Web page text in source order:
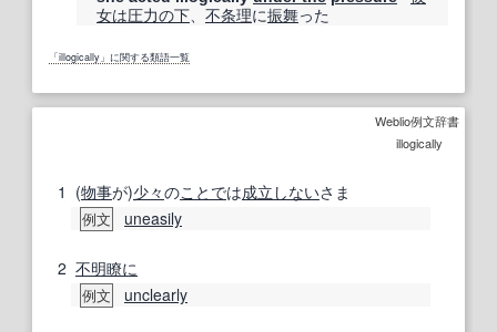
女は圧力の下、 不条理に振舞った
「illogically」に関する類語一覧
Weblio例文辞書
illogically
1 (物事が)少々のことでは成立しないさま
例文 uneasily
2 不明瞭に
例文 unclearly